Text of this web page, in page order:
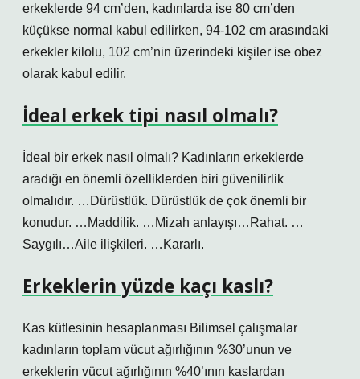
erkeklerde 94 cm’den, kadınlarda ise 80 cm’den
küçükse normal kabul edilirken, 94-102 cm arasındaki
erkekler kilolu, 102 cm’nin üzerindeki kişiler ise obez
olarak kabul edilir.
İdeal erkek tipi nasıl olmalı?
İdeal bir erkek nasıl olmalı? Kadınların erkeklerde
aradığı en önemli özelliklerden biri güvenilirlik
olmalıdır. …Dürüstlük. Dürüstlük de çok önemli bir
konudur. …Maddilik. …Mizah anlayışı…Rahat. …
Saygılı…Aile ilişkileri. …Kararlı.
Erkeklerin yüzde kaçı kaslı?
Kas kütlesinin hesaplanması Bilimsel çalışmalar
kadınların toplam vücut ağırlığının %30’unun ve
erkeklerin vücut ağırlığının %40’ının kaslardan